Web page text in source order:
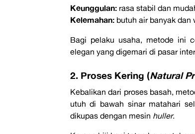
Keunggulan:rasa stabil dan
Kelemahan:butuh air banyak dan
Bagi pelaku usaha, metode ini
elegan yang digemari di pasar
2. Proses Kering (Natural
Kebalikan dari proses basah,
utuh di bawah sinar matahari
dikupas dengan mesin huller.